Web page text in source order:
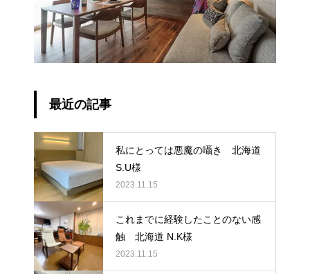
最近の記事
私にとっては悪魔の囁き 北海道
S.U様
2023.11.15
これまでに経験したことのない感
触 北海道 N.K様
2023.11.15